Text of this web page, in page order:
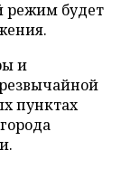
режим будет
и
пунктах